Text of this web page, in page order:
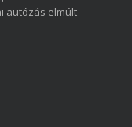
autózás elmúlt